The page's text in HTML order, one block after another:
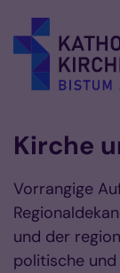
Kirche
Vorrangige
und der
politische